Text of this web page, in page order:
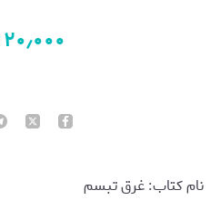
۲۰٫۰۰۰
نام کتاب: غرق تبسم